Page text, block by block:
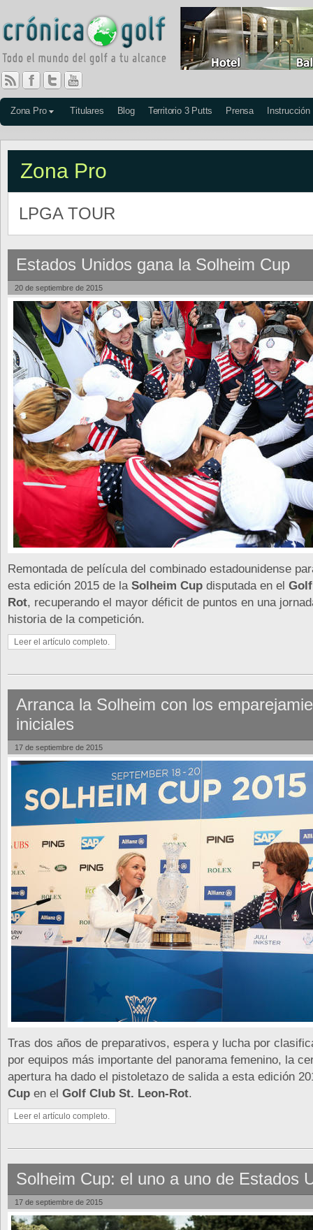
Zona Pro Titulares Blog Territorio 3 Putts Prensa Instrucción
Zona Pro
LPGA TOUR
Estados Unidos gana la Solheim Cup
20 de septiembre de 2015
Remontada de película del combinado estadounidense
esta edición 2015 de la Solheim Cup disputada en el
Rot, recuperando el mayor déficit de puntos en una
historia de la competición.
Leer el artículo completo.
Arranca la Solheim con los
iniciales
17 de septiembre de 2015
Tras dos años de preparativos, espera y lucha por
por equipos más importante del panorama femenino, la
apertura ha dado el pistoletazo de salida a esta edición
Cup en el Golf Club St. Leon-Rot.
Leer el artículo completo.
Solheim Cup: el uno a uno de Estados
17 de septiembre de 2015